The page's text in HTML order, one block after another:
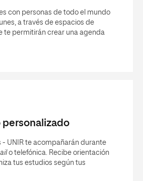
con personas de todo el mundo
a través de espacios de
te permitirán crear una agenda
- UNIR te acompañarán durante
o telefónica. Recibe orientación
tus estudios según tus